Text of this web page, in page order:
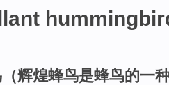
辉煌蜂鸟是蜂鸟的一